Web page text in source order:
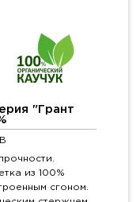
"Грант
из 100%
сгоном.